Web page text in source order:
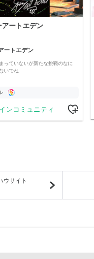
アートエデン
ートエデン
っていないが新たな挑戦のなに
いでね
ンコミュニティ
ウサイト